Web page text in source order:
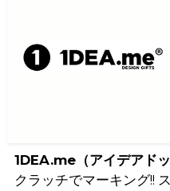
1DEA.me（アイデアドッ
クラッチでマーキング!!